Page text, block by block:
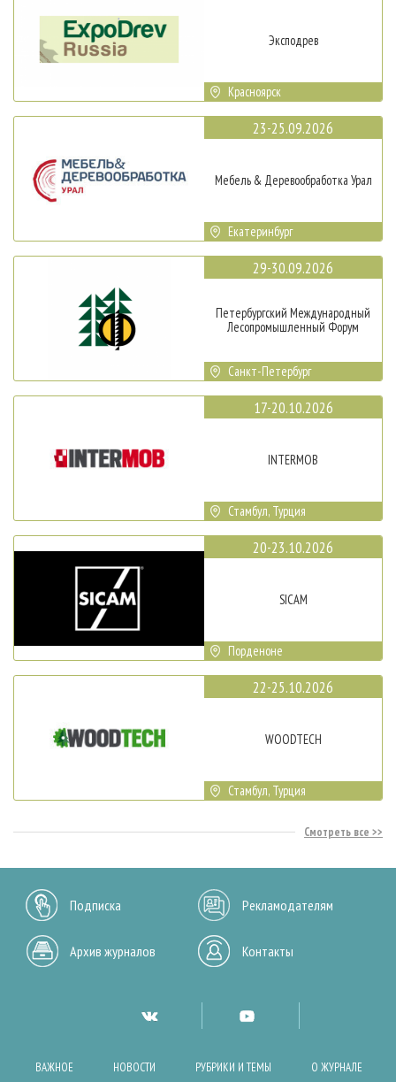
Эксподрев
Красноярск
23-25.09.2026
Мебель & Деревообработка Урал
Екатеринбург
29-30.09.2026
Петербургский Международный
Лесопромышленный Форум
Санкт-Петербург
17-20.10.2026
INTERMOB
Стамбул, Турция
20-23.10.2026
SICAM
Порденоне
22-25.10.2026
WOODTECH
Стамбул, Турция
Смотреть все
Подписка Рекламодателям
Архив журналов Контакты
ВАЖНОЕ НОВОСТИ РУБРИКИ И ТЕМЫ О ЖУРНАЛЕ